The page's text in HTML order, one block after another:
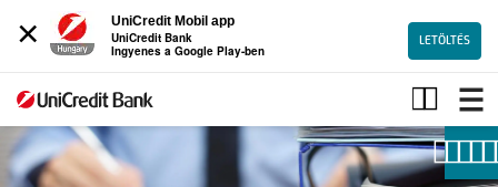
×
UniCredit Mobil app
UniCredit Bank
Ingyenes a Google Play-ben
LETÖLTÉS
Természetes
személyek
adósságrendezése,
magáncsőd